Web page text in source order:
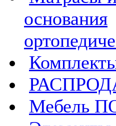
основания
Мебель